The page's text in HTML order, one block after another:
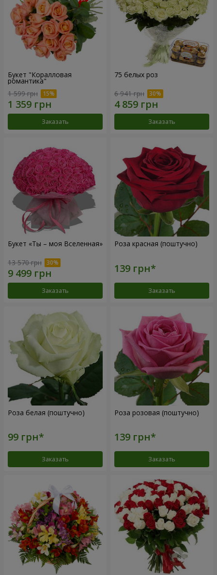
Букет "Коралловая
романтика"
1 599 грн
Заказать
75 белых роз
6 941 грн
Заказать
Букет «Ты – моя Вселенная»
13 570 грн
Заказать
Роза красная (поштучно)
Заказать
Роза белая (поштучно)
Заказать
Роза розовая (поштучно)
Заказать